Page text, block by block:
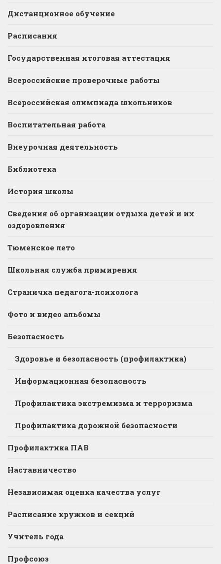
Дистанционное обучение
Расписания
Государственная итоговая аттестация
Всероссийские проверочные работы
Всероссийская олимпиада школьников
Воспитательная работа
Внеурочная деятельность
Библиотека
История школы
Сведения об организации отдыха детей и их
оздоровления
Тюменское лето
Школьная служба примирения
Страничка педагога-психолога
Фото и видео альбомы
Безопасность
Здоровье и безопасность (профилактика)
Информационная безопасность
Профилактика экстремизма и терроризма
Профилактика дорожной безопасности
Профилактика ПАВ
Наставничество
Независимая оценка качества услуг
Расписание кружков и секций
Учитель года
Профсоюз